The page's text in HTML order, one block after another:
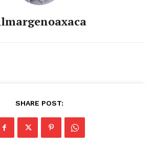
SHARE POST: